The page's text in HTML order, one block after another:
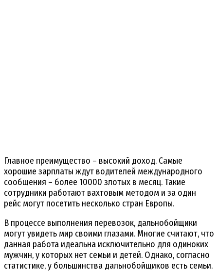
Главное преимущество – высокий доход. Самые
хорошие зарплаты ждут водителей международного
сообщения – более 10000 злотых в месяц. Такие
сотрудники работают вахтовым методом и за один
рейс могут посетить несколько стран Европы.
В процессе выполнения перевозок, дальнобойщики
могут увидеть мир своими глазами. Многие считают, что
данная работа идеальна исключительно для одиноких
мужчин, у которых нет семьи и детей. Однако, согласно
статистике, у большинства дальнобойщиков есть семьи.